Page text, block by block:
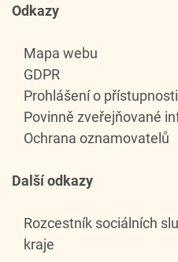
Odkazy
Mapa webu
GDPR
Prohlášení o přístupnosti
Povinně zveřejňované
Ochrana oznamovatelů
Další odkazy
Rozcestník sociálních
kraje